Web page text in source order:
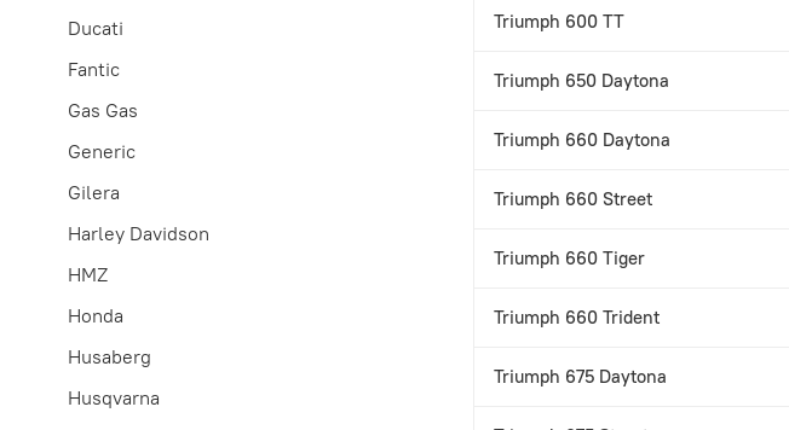
Triumph 600 TT
Triumph 650 Daytona
Triumph 660 Daytona
Triumph 660 Street
Triumph 660 Tiger
Triumph 660 Trident
Triumph 675 Daytona
Ducati
Fantic
Gas Gas
Generic
Gilera
Harley Davidson
HMZ
Honda
Husaberg
Husqvarna